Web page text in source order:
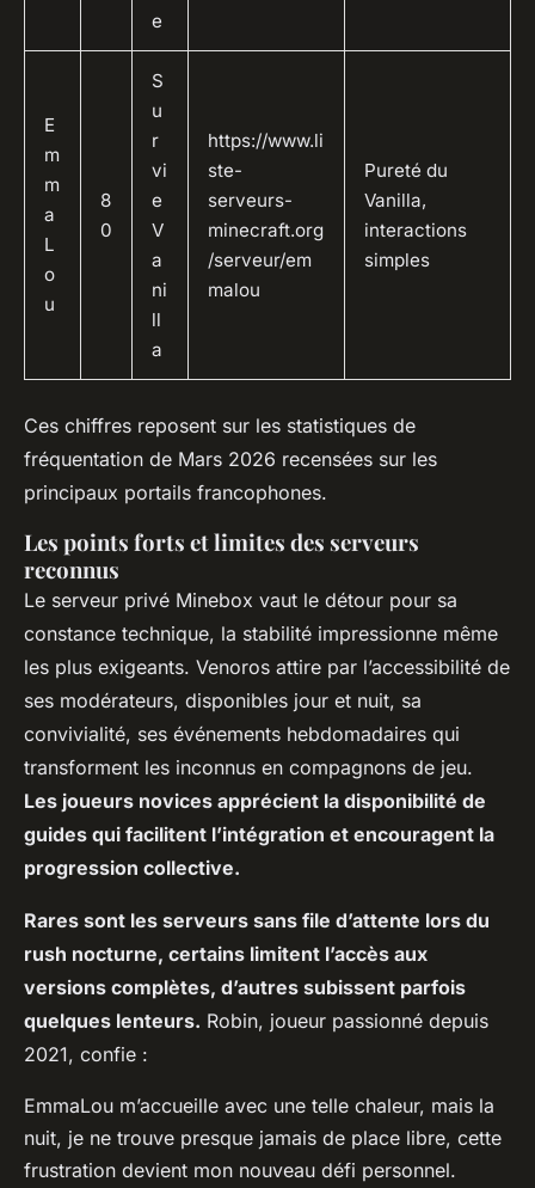
e
E
m
m
a
L
o
u
8
0
S
u
r
vi
e
V
a
ni
ll
a
https://www.li
ste-
serveurs-
minecraft.org
/serveur/em
malou
Pureté du
Vanilla,
interactions
simples
Ces chiffres reposent sur les statistiques de
fréquentation de Mars 2026 recensées sur les
principaux portails francophones.
Les points forts et limites des serveurs
reconnus
Le serveur privé Minebox vaut le détour pour sa
constance technique, la stabilité impressionne même
les plus exigeants. Venoros attire par l’accessibilité de
ses modérateurs, disponibles jour et nuit, sa
convivialité, ses événements hebdomadaires qui
transforment les inconnus en compagnons de jeu.
Les joueurs novices apprécient la disponibilité de
guides qui facilitent l’intégration et encouragent la
progression collective.
Rares sont les serveurs sans file d’attente lors du
rush nocturne, certains limitent l’accès aux
versions complètes, d’autres subissent parfois
quelques lenteurs. Robin, joueur passionné depuis
2021, confie :
EmmaLou m’accueille avec une telle chaleur, mais la
nuit, je ne trouve presque jamais de place libre, cette
frustration devient mon nouveau défi personnel.